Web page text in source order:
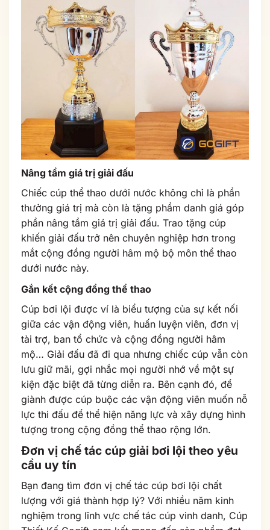
Nâng tầm giá trị giải đấu
Chiếc cúp thể thao dưới nước không chỉ là phần
thưởng giá trị mà còn là tặng phẩm danh giá góp
phần nâng tầm giá trị giải đấu. Trao tặng cúp
khiến giải đấu trở nên chuyên nghiệp hơn trong
mắt cộng đồng người hâm mộ bộ môn thể thao
dưới nước này.
Gắn kết cộng đồng thể thao
Cúp bơi lội được ví là biểu tượng của sự kết nối
giữa các vận động viên, huấn luyện viên, đơn vị
tài trợ, ban tổ chức và cộng đồng người hâm
mộ… Giải đấu đã đi qua nhưng chiếc cúp vẫn còn
lưu giữ mãi, gợi nhắc mọi người nhớ về một sự
kiện đặc biệt đã từng diễn ra. Bên cạnh đó, để
giành được cúp buộc các vận động viên muốn nỗ
lực thi đấu để thể hiện năng lực và xây dựng hình
tượng trong cộng đồng thể thao rộng lớn.
Đơn vị chế tác cúp giải bơi lội theo yêu
cầu uy tín
Bạn đang tìm đơn vị chế tác cúp bơi lội chất
lượng với giá thành hợp lý? Với nhiều năm kinh
nghiệm trong lĩnh vực chế tác cúp vinh danh, Cúp